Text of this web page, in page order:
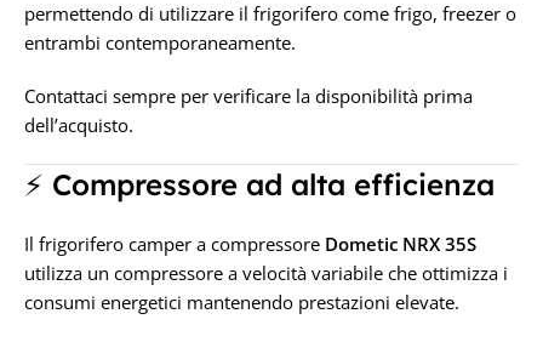
permettendo di utilizzare il frigorifero come frigo, freezer o
entrambi contemporaneamente.
Contattaci sempre per verificare la disponibilità prima
dell’acquisto.
⚡ Compressore ad alta efficienza
Il frigorifero camper a compressore Dometic NRX 35S
utilizza un compressore a velocità variabile che ottimizza i
consumi energetici mantenendo prestazioni elevate.